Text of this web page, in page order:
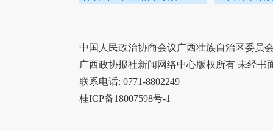
中国人民政治协商会议广西壮族自治区委员
广西政协报社新闻网络中心版权所有 未经书
联系电话: 0771-8802249
桂ICP备18007598号-1